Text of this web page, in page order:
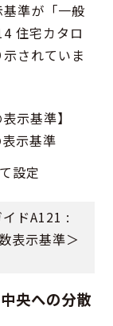
準が「一般
住宅カタロ
されていま
示基準】
設定
ドA121 :
表示基準＞
央への分散